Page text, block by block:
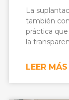
La
también
práctica
la
LEER